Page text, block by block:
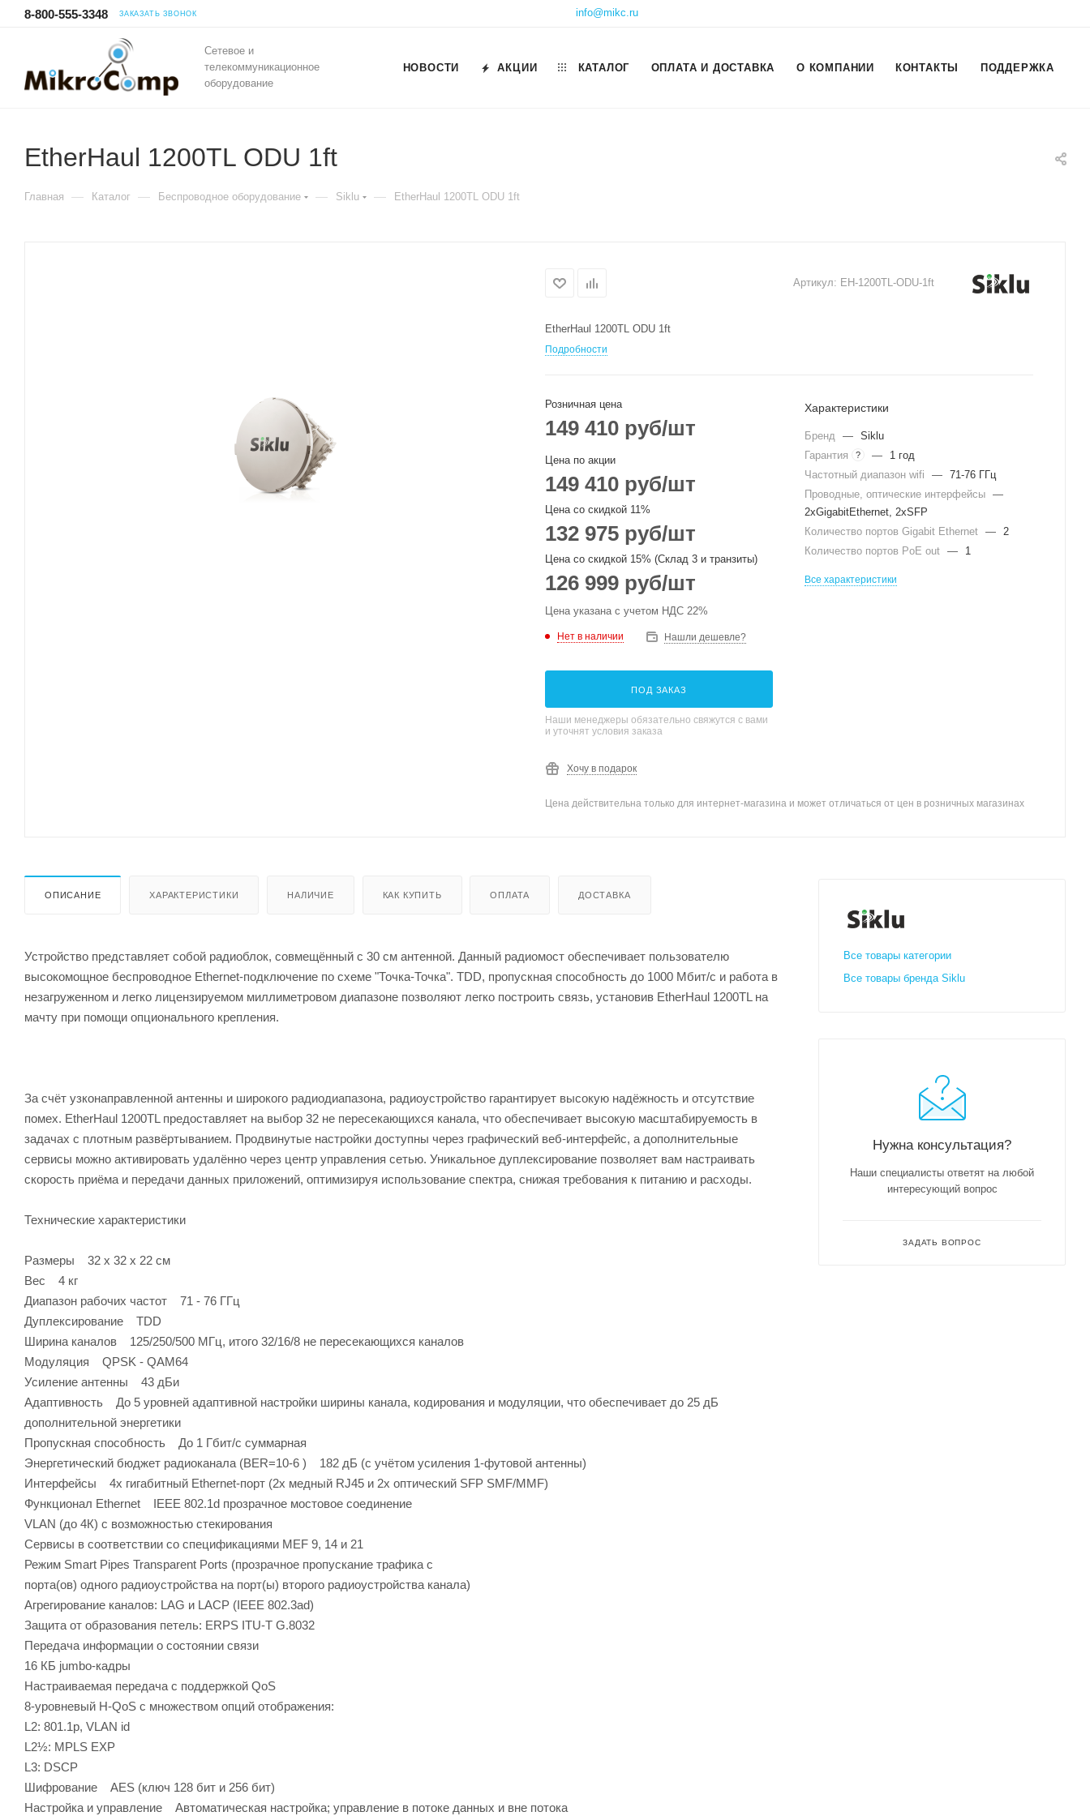
8-800-555-3348 ЗАКАЗАТЬ ЗВОНОК info@mikc.ru
Сетевое и
телекоммуникационное
оборудование
НОВОСТИ АКЦИИ КАТАЛОГ ОПЛАТА И ДОСТАВКА О КОМПАНИИ КОНТАКТЫ ПОДДЕРЖКА
EtherHaul 1200TL ODU 1ft
Главная — Каталог — Беспроводное оборудование — Siklu — EtherHaul 1200TL ODU 1ft
Артикул: EH-1200TL-ODU-1ft
EtherHaul 1200TL ODU 1ft
Подробности
Розничная цена
149 410 руб/шт
Цена по акции
149 410 руб/шт
Цена со скидкой 11%
132 975 руб/шт
Цена со скидкой 15% (Склад 3 и транзиты)
126 999 руб/шт
Цена указана с учетом НДС 22%
Нет в наличии Нашли дешевле?
ПОД ЗАКАЗ
Наши менеджеры обязательно свяжутся с вами
и уточнят условия заказа
Хочу в подарок
Характеристики
Бренд — Siklu
Гарантия
? —
1 год
Частотный диапазон wifi
— 71-76 ГГц
Проводные, оптические интерфейсы —
2xGigabitEthernet, 2xSFP
Количество портов Gigabit Ethernet —
2
Количество портов PoE out — 1
Все характеристики
Цена действительна только для интернет-магазина и может отличаться от цен в розничных магазинах
ОПИСАНИЕ ХАРАКТЕРИСТИКИ НАЛИЧИЕ КАК КУПИТЬ ОПЛАТА ДОСТАВКА
Устройство представляет собой радиоблок, совмещённый с 30 см антенной. Данный радиомост обеспечивает пользователю
высокомощное беспроводное Ethernet-подключение по схеме "Точка-Точка". TDD, пропускная способность до 1000 Мбит/с и работа в
незагруженном и легко лицензируемом миллиметровом диапазоне позволяют легко построить связь, установив EtherHaul 1200TL на
мачту при помощи опционального крепления.
За счёт узконаправленной антенны и широкого радиодиапазона, радиоустройство гарантирует высокую надёжность и отсутствие
помех. EtherHaul 1200TL предоставляет на выбор 32 не пересекающихся канала, что обеспечивает высокую масштабируемость в
задачах с плотным развёртыванием. Продвинутые настройки доступны через графический веб-интерфейс, а дополнительные
сервисы можно активировать удалённо через центр управления сетью. Уникальное дуплексирование позволяет вам настраивать
скорость приёма и передачи данных приложений, оптимизируя использование спектра, снижая требования к питанию и расходы.
Технические характеристики
Размеры 32 х 32 х 22 см
Вес 4 кг
Диапазон рабочих частот 71 - 76 ГГц
Дуплексирование TDD
Ширина каналов 125/250/500 МГц, итого 32/16/8 не пересекающихся каналов
Модуляция QPSK - QAM64
Усиление антенны 43 дБи
Адаптивность До 5 уровней адаптивной настройки ширины канала, кодирования и модуляции, что обеспечивает до 25 дБ
дополнительной энергетики
Пропускная способность До 1 Гбит/с суммарная
Энергетический бюджет радиоканала (BER=10-6 ) 182 дБ (с учётом усиления 1-футовой антенны)
Интерфейсы 4x гигабитный Ethernet-порт (2x медный RJ45 и 2x оптический SFP SMF/MMF)
Функционал Ethernet IEEE 802.1d прозрачное мостовое соединение
VLAN (до 4К) с возможностью стекирования
Сервисы в соответствии со спецификациями MEF 9, 14 и 21
Режим Smart Pipes Transparent Ports (прозрачное пропускание трафика с
порта(ов) одного радиоустройства на порт(ы) второго радиоустройства канала)
Агрегирование каналов: LAG и LACP (IEEE 802.3ad)
Защита от образования петель: ERPS ITU-T G.8032
Передача информации о состоянии связи
16 КБ jumbo-кадры
Настраиваемая передача с поддержкой QoS
8-уровневый H-QoS с множеством опций отображения:
L2: 801.1p, VLAN id
L2½: MPLS EXP
L3: DSCP
Шифрование AES (ключ 128 бит и 256 бит)
Настройка и управление Автоматическая настройка; управление в потоке данных и вне потока
Все товары категории
Все товары бренда Siklu
Нужна консультация?
Наши специалисты ответят на любой
интересующий вопрос
ЗАДАТЬ ВОПРОС